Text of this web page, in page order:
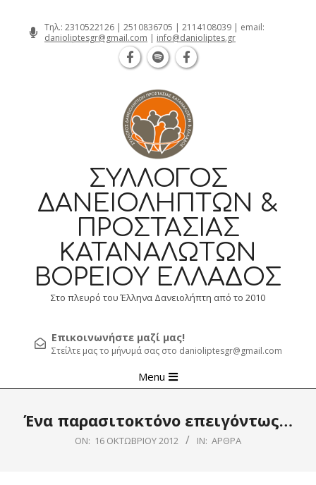
Τηλ.: 2310522126 | 2510836705 | 2114108039 | email:
danioliptesgr@gmail.com | info@danioliptes.gr
ΣΎΛΛΟΓΟΣ
ΔΑΝΕΙΟΛΗΠΤΏΝ &
ΠΡΟΣΤΑΣΊΑΣ
ΚΑΤΑΝΑΛΩΤΏΝ
ΒΟΡΕΊΟΥ ΕΛΛΆΔΟΣ
Στο πλευρό του Έλληνα Δανειολήπτη από το 2010
Επικοινωνήστε μαζί μας!
Στείλτε μας το μήνυμά σας στο danioliptesgr@gmail.com
Navigation
Menu
Ένα παρασιτοκτόνο επειγόντως…
ON: 16 ΟΚΤΩΒΡΊΟΥ 2012 IN: ΆΡΘΡΑ